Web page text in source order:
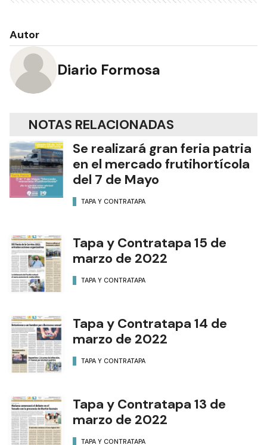
Autor
Diario Formosa
NOTAS RELACIONADAS
Se realizará gran feria patria
en el mercado frutihortícola
del 7 de Mayo
TAPA Y CONTRATAPA
Tapa y Contratapa 15 de
marzo de 2022
TAPA Y CONTRATAPA
Tapa y Contratapa 14 de
marzo de 2022
TAPA Y CONTRATAPA
Tapa y Contratapa 13 de
marzo de 2022
TAPA Y CONTRATAPA